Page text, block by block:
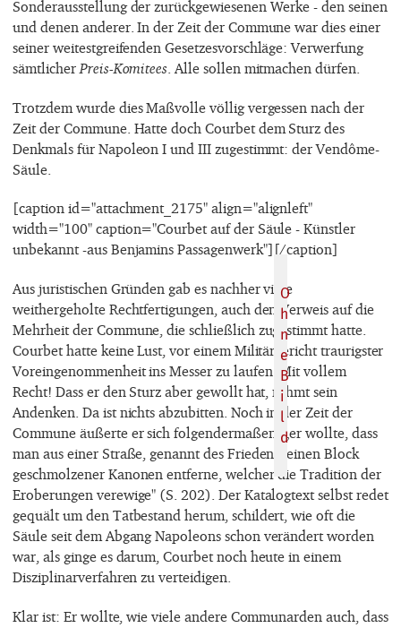
Sonderausstellung der zurückgewiesenen Werke - den seinen
und denen anderer. In der Zeit der Commune war dies einer
seiner weitestgreifenden Gesetzesvorschläge: Verwerfung
sämtlicherPreis-Komitees. Alle sollen mitmachen dürfen.
Trotzdem wurde dies Maßvolle völlig vergessen nach der
Zeit der Commune. Hatte doch Courbet dem Sturz des
Denkmals für Napoleon I und III zugestimmt: der Vendôme-
Säule.
[caption id="attachment_2175" align="alignleft"
width="100" caption="Courbet auf der Säule - Künstler
unbekannt -aus Benjamins Passagenwerk"] [/caption]
Aus juristischen Gründen gab es nachher viele
weithergeholte Rechtfertigungen, auch den Verweis auf die
Mehrheit der Commune, die schließlich zugestimmt hatte.
Courbet hatte keine Lust, vor einem Militärgericht traurigster
Voreingenommenheit ins Messer zu laufen. Mit vollem
Recht! Dass er den Sturz aber gewollt hat, rühmt sein
Andenken. Da ist nichts abzubitten. Noch in der Zeit der
Commune äußerte er sich folgendermaßen: „er wollte, dass
man aus einer Straße, genannt des Friedens, einen Block
geschmolzener Kanonen entferne, welcher die Tradition der
Eroberungen verewige" (S. 202). Der Katalogtext selbst redet
gequält um den Tatbestand herum, schildert, wie oft die
Säule seit dem Abgang Napoleons schon verändert worden
war, als ginge es darum, Courbet noch heute in einem
Disziplinarverfahren zu verteidigen.
Klar ist: Er wollte, wie viele andere Communarden auch, dass